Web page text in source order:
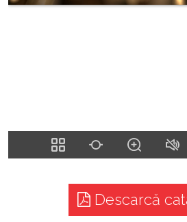
Descarcă